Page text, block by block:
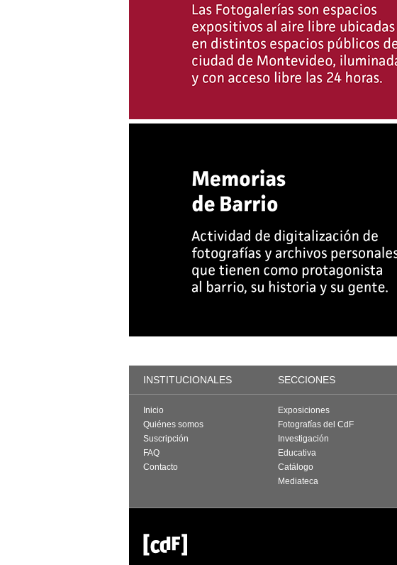
INSTITUCIONALES SECCIONES
Inicio
Quiénes somos
Suscripción
FAQ
Contacto
Exposiciones
Fotografías del CdF
Investigación
Educativa
Catálogo
Mediateca